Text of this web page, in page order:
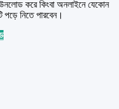
করে কিংবা অনলাইনে যেকোন
পড়ে নিতে পারবেন।